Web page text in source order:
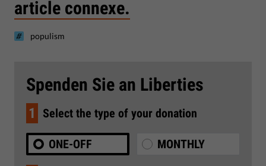
article connexe.
populism
Spenden Sie an Liberties
1 Select the type of your donation
ONE-OFF MONTHLY